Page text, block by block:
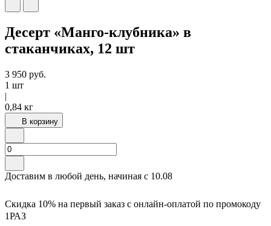
Десерт «Манго-клубника» в
стаканчиках, 12 шт
3 950 руб.
1 шт
|
0,84 кг
В корзину
Доставим в любой день, начиная с 10.08
Скидка 10% на первый заказ с онлайн-оплатой по промокоду
1РАЗ